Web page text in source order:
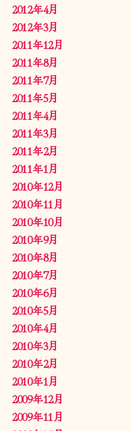
2012年4月
2012年3月
2011年12月
2011年8月
2011年7月
2011年5月
2011年4月
2011年3月
2011年2月
2011年1月
2010年12月
2010年11月
2010年10月
2010年9月
2010年8月
2010年7月
2010年6月
2010年5月
2010年4月
2010年3月
2010年2月
2010年1月
2009年12月
2009年11月